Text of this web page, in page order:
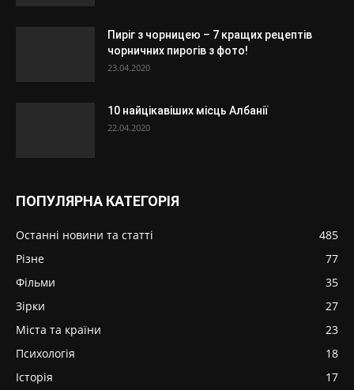
Пиріг з чорницею – 7 кращих рецептів
чорничних пирогів з фото!
23.04.2020
10 найцікавіших місць Албанії
22.04.2020
ПОПУЛЯРНА КАТЕГОРІЯ
Останні новини та статті
485
Різне
77
Фільми
35
Зірки
27
Міста та країни
23
Психологія
18
Історія
17